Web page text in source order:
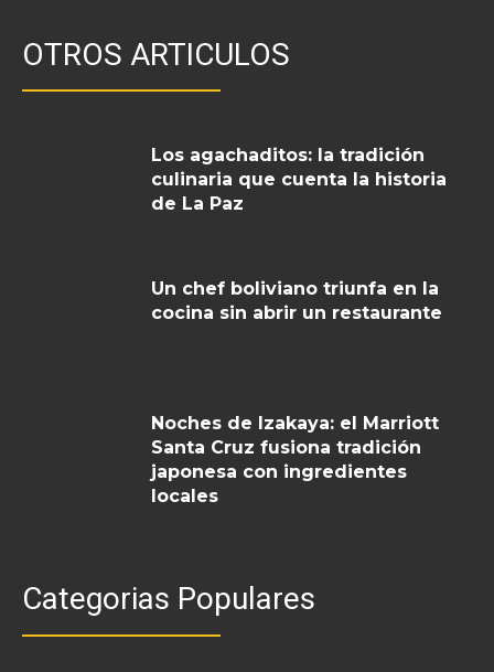
OTROS ARTICULOS
Los agachaditos: la tradición
culinaria que cuenta la historia
de La Paz
Un chef boliviano triunfa en la
cocina sin abrir un restaurante
Noches de Izakaya: el Marriott
Santa Cruz fusiona tradición
japonesa con ingredientes
locales
Categorias Populares